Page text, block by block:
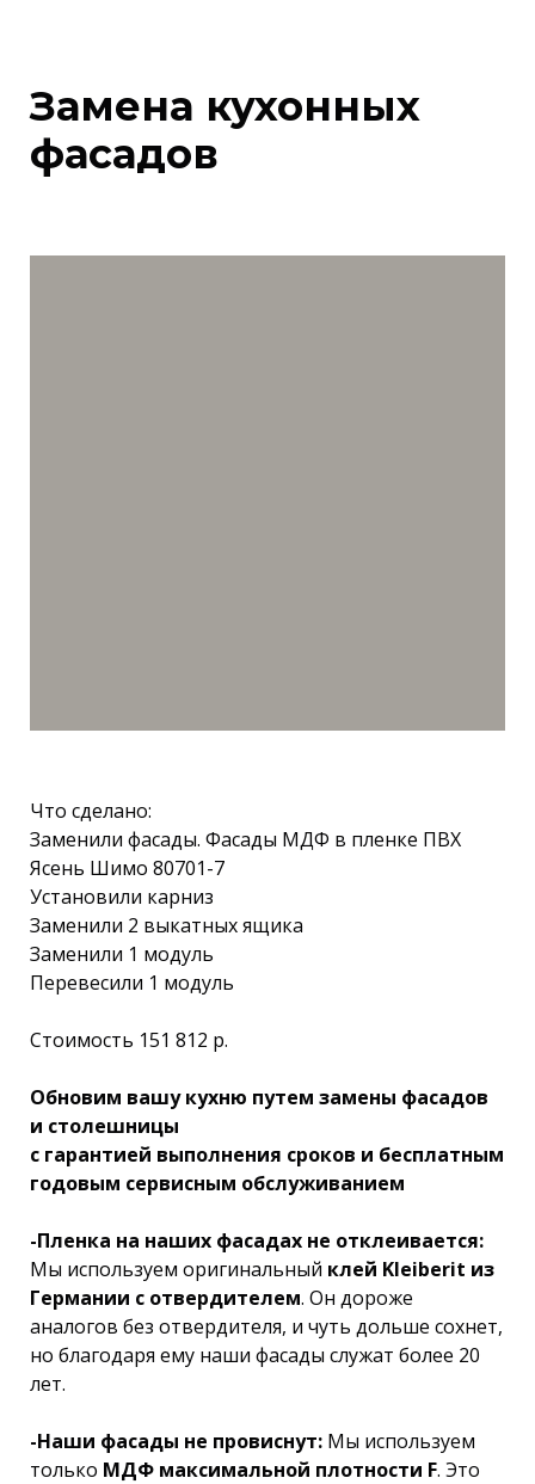
Замена кухонных
фасадов
Что сделано:
Заменили фасады. Фасады МДФ в пленке ПВХ
Ясень Шимо 80701-7
Установили карниз
Заменили 2 выкатных ящика
Заменили 1 модуль
Перевесили 1 модуль
Стоимость 151 812 р.
Обновим вашу кухню путем замены фасадов
и столешницы
с гарантией выполнения сроков и бесплатным
годовым сервисным обслуживанием
-Пленка на наших фасадах не отклеивается:
Мы используем оригинальный клей Kleiberit из
Германии с отвердителем. Он дороже
аналогов без отвердителя, и чуть дольше сохнет,
но благодаря ему наши фасады служат более 20
лет.
-Наши фасады не провиснут: Мы используем
только МДФ максимальной плотности F. Это